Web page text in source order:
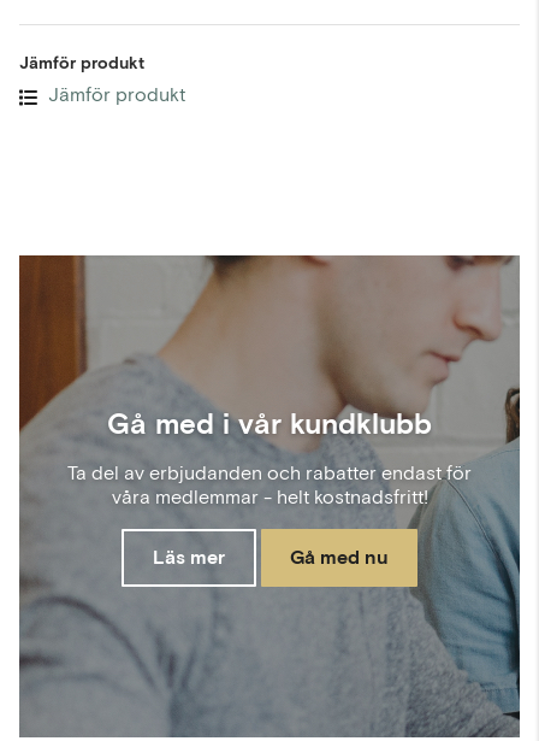
Jämför produkt
Jämför produkt
Gå med i vår kundklubb
Ta del av erbjudanden och rabatter endast för
våra medlemmar - helt kostnadsfritt!
Läs mer Gå med nu